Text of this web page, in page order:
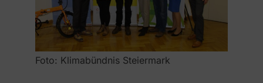
Foto: Klimabündnis Steiermark